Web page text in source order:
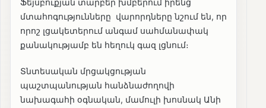
Ֆեյսբուքյան տարբեր խմբերում իրենց
մտահոգությունները վարորդները նշում են, որ
որոշ լցակետերում անգամ սահմանափակ
քանակությամբ են հեղուկ գազ լցնում։
Տնտեսական մրցակցության
պաշտպանության հանձնաժողովի
նախագահի օգնական, մամուլի խոսնակ Անի